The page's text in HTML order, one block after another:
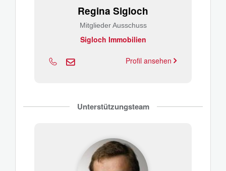
Regina Sigloch
Mitglieder Ausschuss
Sigloch Immobilien
Profil ansehen
Unterstützungsteam